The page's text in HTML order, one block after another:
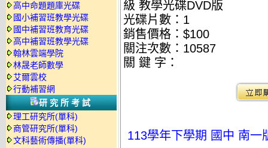
高中命題題庫光碟
國小補習班教學光碟
國中補習班教育光碟
高中補習班教學光碟
翰林雲端學院
林晟老師數學
艾爾雲校
行動補習網
研究所考試
理工研究所(單科)
商管研究所(單科)
文科藝術傳播(單科)
級 教學光碟DVD版
光碟片數：1
銷售價格：$100
關注次數： 10587
關 鍵 字：
113學年下學期 國中 南一